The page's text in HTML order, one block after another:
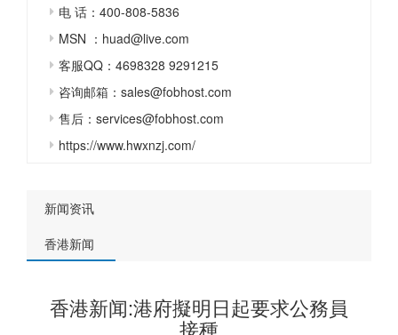
电 话：400-808-5836
MSN ：huad@live.com
客服QQ：4698328 9291215
咨询邮箱：sales@fobhost.com
售后：services@fobhost.com
https://www.hwxnzj.com/
新闻资讯
香港新闻
香港新闻:港府擬明日起要求公務員
接種